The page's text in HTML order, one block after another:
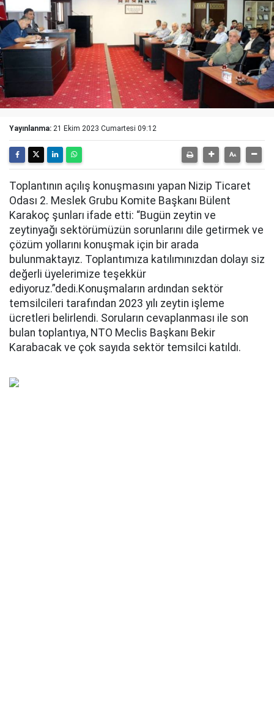
Yayınlanma: 21 Ekim 2023 Cumartesi 09:12
Toplantının açılış konuşmasını yapan Nizip Ticaret
Odası 2. Meslek Grubu Komite Başkanı Bülent
Karakoç şunları ifade etti: “Bugün zeytin ve
zeytinyağı sektörümüzün sorunlarını dile getirmek ve
çözüm yollarını konuşmak için bir arada
bulunmaktayız. Toplantımıza katılımınızdan dolayı siz
değerli üyelerimize teşekkür
ediyoruz.”dedi.Konuşmaların ardından sektör
temsilcileri tarafından 2023 yılı zeytin işleme
ücretleri belirlendi. Soruların cevaplanması ile son
bulan toplantıya, NTO Meclis Başkanı Bekir
Karabacak ve çok sayıda sektör temsilci katıldı.